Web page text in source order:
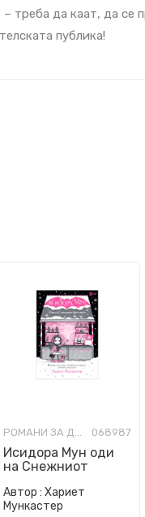
треба да каат, да се
публика!
РОМАНИ ЗА ДЕЦА 068987
Исидора Мун oди
на Снежниот
Автор : Хариет
Мункастер